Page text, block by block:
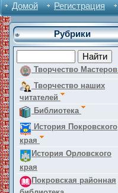
Домой Регистрация
Рубрики
Творчество Мастеров
Творчество наших
читателей
Библиотека
История Покровского
края
История Орловского
края
Покровская районная